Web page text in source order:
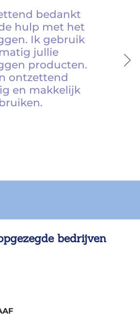
bedankt
hulp met het
Ik gebruik
jullie
producten.
ontzettend
en makkelijk
bedrijven